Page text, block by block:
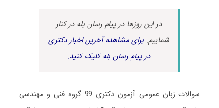
در این روزها در پیام رسان بله در کنار
شماییم.برای مشاهده آخرین اخبار دکتری
در پیام رسان بله کلیک کنید.
سوالات زبان عمومی آزمون دکتری 99 گروه فنی و مهندسی